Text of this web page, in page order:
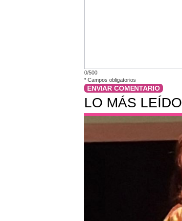
0/500
* Campos obligatorios
ENVIAR COMENTARIO
LO MÁS LEÍDO